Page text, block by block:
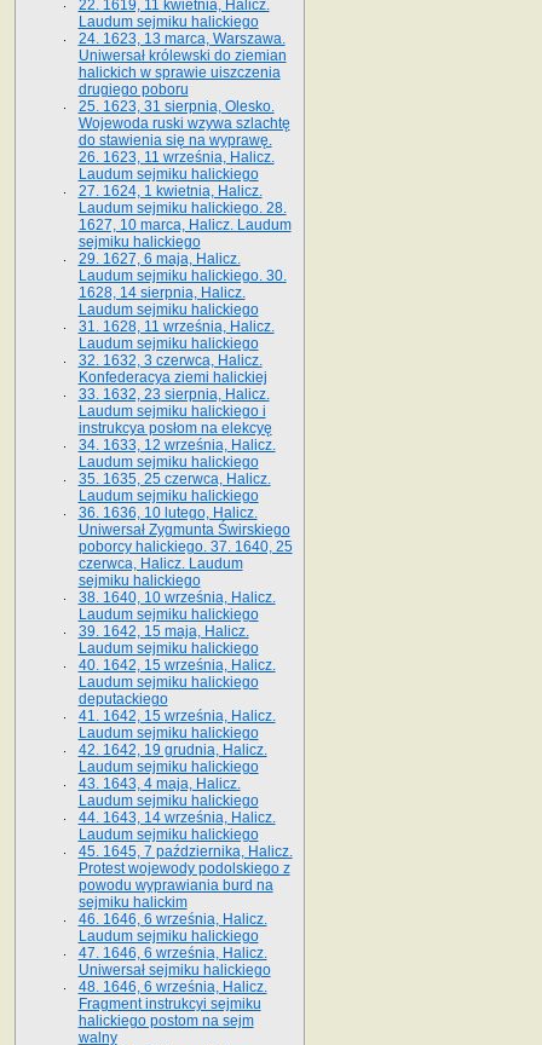
22. 1619, 11 kwietnia, Halicz.
Laudum sejmiku halickiego
24. 1623, 13 marca, Warszawa.
Uniwersał królewski do ziemian
halickich w sprawie uiszczenia
drugiego poboru
25. 1623, 31 sierpnia, Olesko.
Wojewoda ruski wzywa szlachtę
do stawienia się na wyprawę.
26. 1623, 11 września, Halicz.
Laudum sejmiku halickiego
27. 1624, 1 kwietnia, Halicz.
Laudum sejmiku halickiego. 28.
1627, 10 marca, Halicz. Laudum
sejmiku halickiego
29. 1627, 6 maja, Halicz.
Laudum sejmiku halickiego. 30.
1628, 14 sierpnia, Halicz.
Laudum sejmiku halickiego
31. 1628, 11 września, Halicz.
Laudum sejmiku halickiego
32. 1632, 3 czerwca, Halicz.
Konfederacya ziemi halickiej
33. 1632, 23 sierpnia, Halicz.
Laudum sejmiku halickiego i
instrukcya posłom na elekcyę
34. 1633, 12 września, Halicz.
Laudum sejmiku halickiego
35. 1635, 25 czerwca, Halicz.
Laudum sejmiku halickiego
36. 1636, 10 lutego, Halicz.
Uniwersał Zygmunta Świrskiego
poborcy halickiego. 37. 1640, 25
czerwca, Halicz. Laudum
sejmiku halickiego
38. 1640, 10 września, Halicz.
Laudum sejmiku halickiego
39. 1642, 15 maja, Halicz.
Laudum sejmiku halickiego
40. 1642, 15 września, Halicz.
Laudum sejmiku halickiego
deputackiego
41. 1642, 15 września, Halicz.
Laudum sejmiku halickiego
42. 1642, 19 grudnia, Halicz.
Laudum sejmiku halickiego
43. 1643, 4 maja, Halicz.
Laudum sejmiku halickiego
44. 1643, 14 września, Halicz.
Laudum sejmiku halickiego
45. 1645, 7 października, Halicz.
Protest wojewody podolskiego z
powodu wyprawiania burd na
sejmiku halickim
46. 1646, 6 września, Halicz.
Laudum sejmiku halickiego
47. 1646, 6 września, Halicz.
Uniwersał sejmiku halickiego
48. 1646, 6 września, Halicz.
Fragment instrukcyi sejmiku
halickiego postom na sejm
walny